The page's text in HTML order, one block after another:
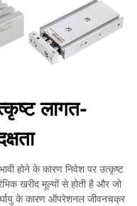
लागत-
होने के कारण निवेश पर उत्कृष्ट
खरीद मूल्यों से होती है और जो
के कारण ऑपरेशनल जीवनचक्र